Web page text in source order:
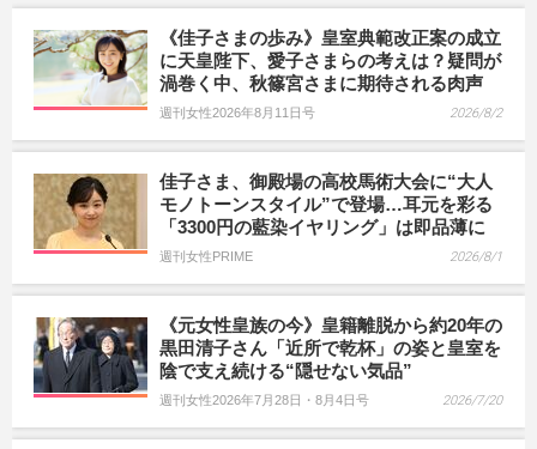
《佳子さまの歩み》皇室典範改正案の成立
に天皇陛下、愛子さまらの考えは？疑問が
渦巻く中、秋篠宮さまに期待される肉声
週刊女性2026年8月11日号 2026/8/2
佳子さま、御殿場の高校馬術大会に“大人
モノトーンスタイル”で登場…耳元を彩る
「3300円の藍染イヤリング」は即品薄に
週刊女性PRIME 2026/8/1
《元女性皇族の今》皇籍離脱から約20年の
黒田清子さん「近所で乾杯」の姿と皇室を
陰で支え続ける“隠せない気品”
週刊女性2026年7月28日・8月4日号 2026/7/20